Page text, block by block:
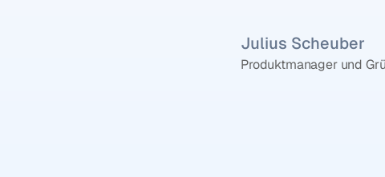
Julius Scheuber
Produktmanager und